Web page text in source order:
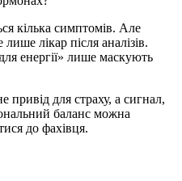
кілька симптомів. Але
лікар після аналізів.
енергії» лише маскують
привід для страху, а сигнал,
баланс можна
до фахівця.